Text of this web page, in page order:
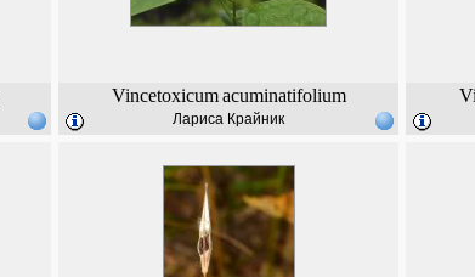
Vincetoxicum acuminatifolium
Лариса Крайник